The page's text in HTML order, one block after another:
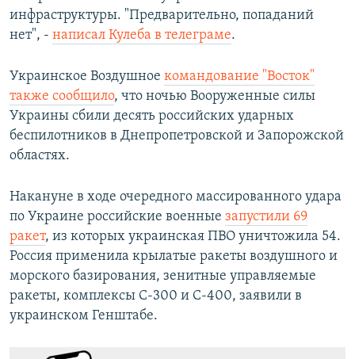
инфраструктуры. "Предварительно, попаданий
нет", - написал Кулеба в телеграме.
Украинское Воздушное командование "Восток"
также сообщило, что ночью Вооруженные силы
Украины сбили десять российских ударных
беспилотников в Днепропетровской и Запорожской
областях.
Накануне в ходе очередного массированного удара
по Украине российские военные запустили 69
ракет, из которых украинская ПВО уничтожила 54.
Россия применила крылатые ракеты воздушного и
морского базирования, зенитные управляемые
ракеты, комплексы С-300 и С-400, заявили в
украинском Генштабе.